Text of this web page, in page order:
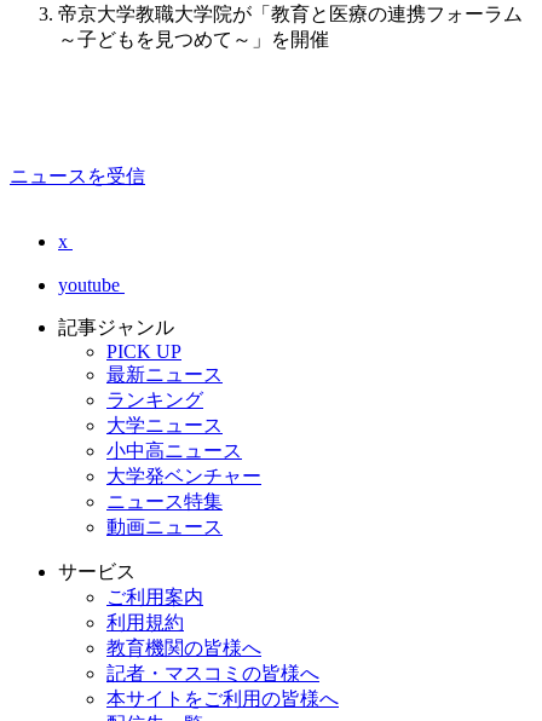
帝京大学教職大学院が「教育と医療の連携フォーラム
～子どもを見つめて～」を開催
ニュースを受信
x
youtube
記事ジャンル
PICK UP
最新ニュース
ランキング
大学ニュース
小中高ニュース
大学発ベンチャー
ニュース特集
動画ニュース
サービス
ご利用案内
利用規約
教育機関の皆様へ
記者・マスコミの皆様へ
本サイトをご利用の皆様へ